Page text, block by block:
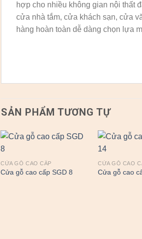
hợp cho nhiều không gian nội thất
cửa nhà tắm, cửa khách sạn, cửa
hàng hoàn toàn dễ dàng chọn lựa
SẢN PHẨM TƯƠNG TỰ
CỬA GỖ CAO CẤP
Cửa gỗ cao cấp SGD 8
CỬA GỖ CAO
Cửa gỗ cao